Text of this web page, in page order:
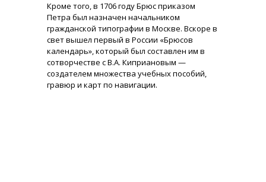
Кроме того, в 1706 году Брюс приказом
Петра был назначен начальником
гражданской типографии в Москве. Вскоре в
свет вышел первый в России «Брюсов
календарь», который был составлен им в
сотворчестве с В.А. Киприановым —
создателем множества учебных пособий,
гравюр и карт по навигации.